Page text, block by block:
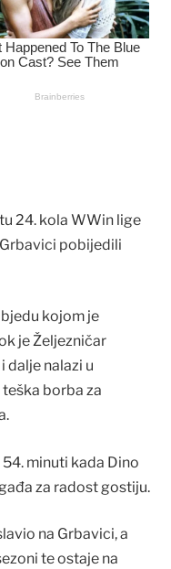
24. kola WWin lige
pobijedili
kojom je
je Željezničar
dalje nalazi u
borba za
minuti kada Dino
za radost gostiju.
na Grbavici, a
te ostaje na